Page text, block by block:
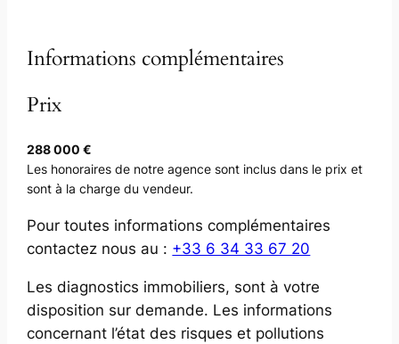
Informations complémentaires
Prix
288 000 €
Les honoraires de notre agence sont inclus dans le prix et
sont à la charge du vendeur.
Pour toutes informations complémentaires
contactez nous au : +33 6 34 33 67 20
Les diagnostics immobiliers, sont à votre
disposition sur demande. Les informations
concernant l’état des risques et pollutions